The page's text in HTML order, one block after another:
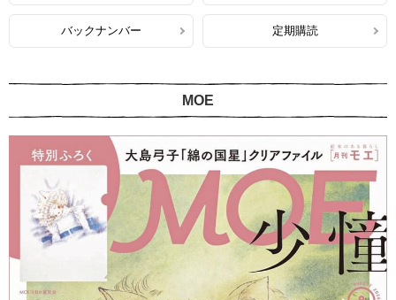
バックナンバー 定期購読
MOE